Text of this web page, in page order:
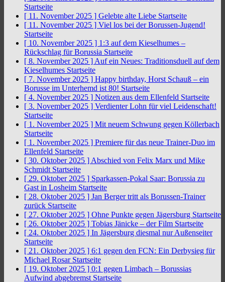
Startseite
[ 11. November 2025 ] Gelebte alte Liebe Startseite
[ 11. November 2025 ] Viel los bei der Borussen-Jugend!
Startseite
[ 10. November 2025 ] 1:3 auf dem Kieselhumes –
Rückschlag für Borussia Startseite
[ 8. November 2025 ] Auf ein Neues: Traditionsduell auf dem
Kieselhumes Startseite
[ 7. November 2025 ] Happy birthday, Horst Schauß – ein
Borusse im Unterhemd ist 80! Startseite
[ 4. November 2025 ] Notizen aus dem Ellenfeld Startseite
[ 3. November 2025 ] Verdienter Lohn für viel Leidenschaft!
Startseite
[ 1. November 2025 ] Mit neuem Schwung gegen Köllerbach
Startseite
[ 1. November 2025 ] Premiere für das neue Trainer-Duo im
Ellenfeld Startseite
[ 30. Oktober 2025 ] Abschied von Felix Marx und Mike
Schmidt Startseite
[ 29. Oktober 2025 ] Sparkassen-Pokal Saar: Borussia zu
Gast in Losheim Startseite
[ 28. Oktober 2025 ] Jan Berger tritt als Borussen-Trainer
zurück Startseite
[ 27. Oktober 2025 ] Ohne Punkte gegen Jägersburg Startseite
[ 26. Oktober 2025 ] Tobias Jänicke – der Film Startseite
[ 24. Oktober 2025 ] In Jägersburg diesmal nur Außenseiter
Startseite
[ 21. Oktober 2025 ] 6:1 gegen den FCN: Ein Derbysieg für
Michael Rosar Startseite
[ 19. Oktober 2025 ] 0:1 gegen Limbach – Borussias
Aufwind abgebremst Startseite